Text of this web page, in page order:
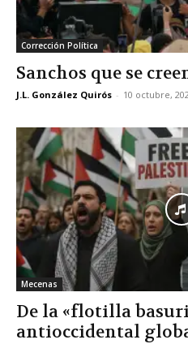
Corrección Política
Sanchos que se
J.L. González Quirós - 10 octubre,
Mecenas
De la «flotilla
antioccidental